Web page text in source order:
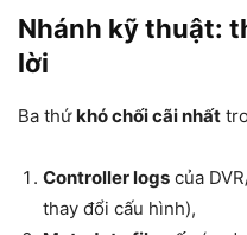
Nhánh kỹ thuật:
lời
Ba thứkhó chối cãi nhất
Controller logs của
thay đổi cấu hình),